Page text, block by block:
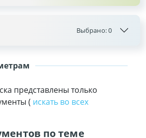
представлены только
( искать во всех
по теме
Выбрано:0